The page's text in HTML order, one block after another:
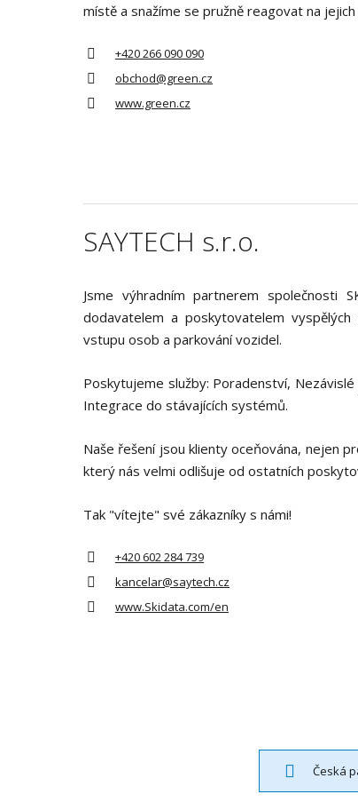
místě a snažíme se pružně reagovat na jejich
+420 266 090 090
obchod@green.cz
www.green.cz
SAYTECH s.r.o.
Jsme výhradním partnerem
dodavatelem a poskytovatelem
vstupu osob a parkování vozidel.
Poskytujeme služby: Poradenství,
Integrace do stávajících systémů.
Naše řešení jsou klienty oceňována, nejen
který nás velmi odlišuje od ostatních
Tak "vítejte" své zákazníky s námi!
+420 602 284 739
kancelar@saytech.cz
www.Skidata.com/en
Česká